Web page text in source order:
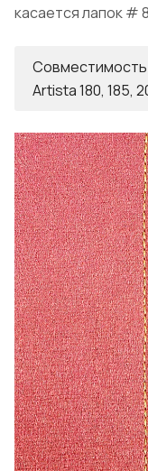
касается лапок #
Artista 180, 185,